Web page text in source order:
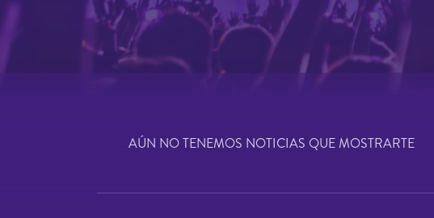
AÚN NO TENEMOS NOTICIAS QUE MOSTRARTE